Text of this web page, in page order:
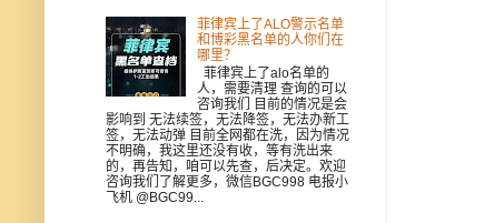
菲律宾上了ALO警示名单
和博彩黑名单的人你们在
哪里？
菲律宾上了alo名单的
人，需要清理 查询的可以
咨询我们 目前的情况是会
影响到 无法续签，无法降签，无法办新工
签，无法动弹 目前全网都在洗，因为情况
不明确，我这里还没有收，等有洗出来
的，再告知，咱可以先查，后决定。欢迎
咨询我们了解更多，微信BGC998 电报小
飞机 @BGC99...